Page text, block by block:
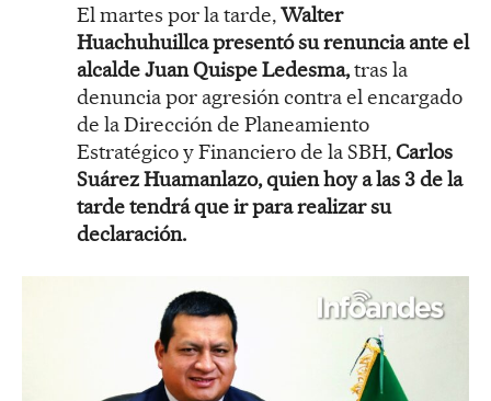
El martes por la tarde,Walter
Huachuhuillca presentó su renuncia ante el
alcalde Juan Quispe Ledesma,tras la
denuncia por agresión contra el encargado
de la Dirección de Planeamiento
Estratégico y Financiero de la SBH,Carlos
Suárez Huamanlazo, quien hoy a las 3 de la
tarde tendrá que ir para realizar su
declaración.